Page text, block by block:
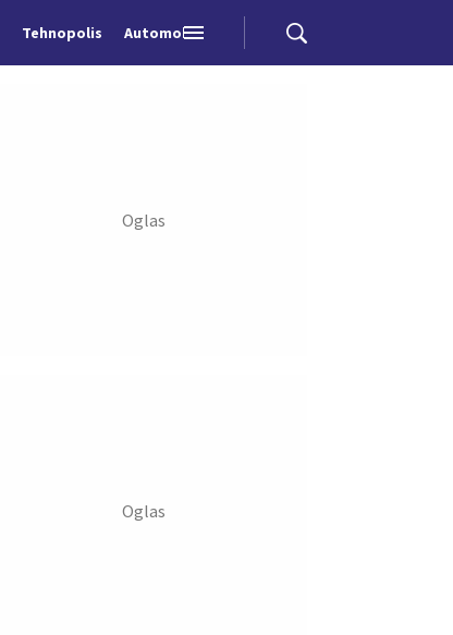
Tehnopolis Automobili